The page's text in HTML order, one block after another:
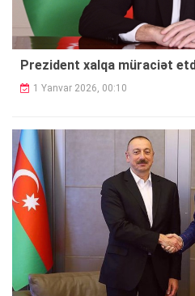
Prezident xalqa müraciət
1 Yanvar 2026, 00:10